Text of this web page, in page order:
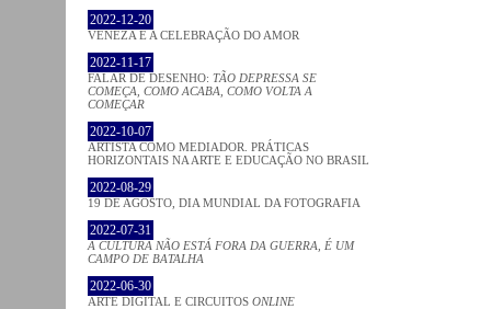
2022-12-20
VENEZA E A CELEBRAÇÃO DO AMOR
2022-11-17
FALAR DE DESENHO: TÃO DEPRESSA SE
COMEÇA, COMO ACABA, COMO VOLTA A
COMEÇAR
2022-10-07
ARTISTA COMO MEDIADOR. PRÁTICAS
HORIZONTAIS NA ARTE E EDUCAÇÃO NO BRASIL
2022-08-29
19 DE AGOSTO, DIA MUNDIAL DA FOTOGRAFIA
2022-07-31
A CULTURA NÃO ESTÁ FORA DA GUERRA, É UM
CAMPO DE BATALHA
2022-06-30
ARTE DIGITAL E CIRCUITOS ONLINE